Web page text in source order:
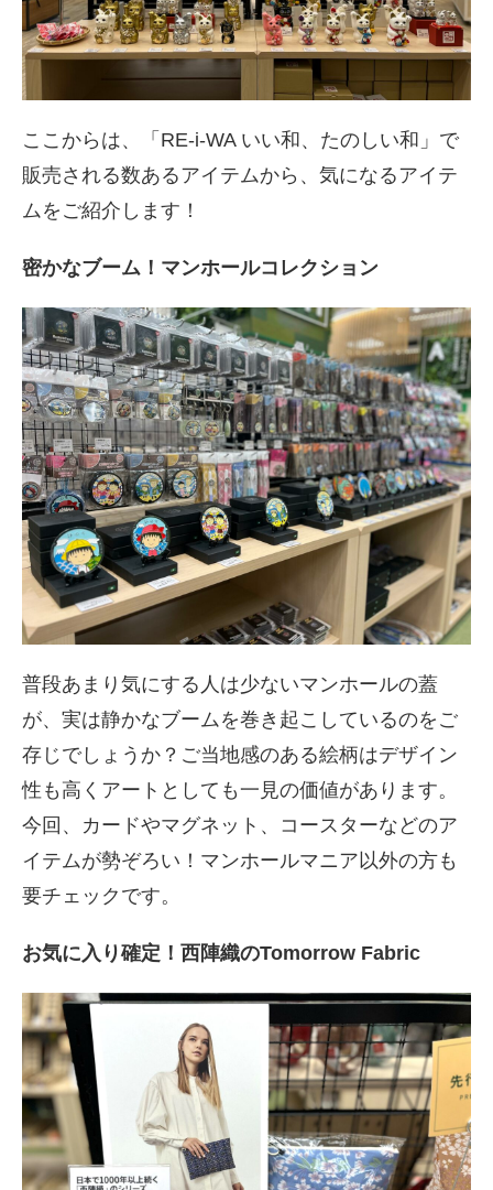
ここからは、「RE-i-WA いい和、たのしい和」で
販売される数あるアイテムから、気になるアイテ
ムをご紹介します！
密かなブーム！マンホールコレクション
普段あまり気にする人は少ないマンホールの蓋
が、実は静かなブームを巻き起こしているのをご
存じでしょうか？ご当地感のある絵柄はデザイン
性も高くアートとしても一見の価値があります。
今回、カードやマグネット、コースターなどのア
イテムが勢ぞろい！マンホールマニア以外の方も
要チェックです。
お気に入り確定！西陣織のTomorrow Fabric